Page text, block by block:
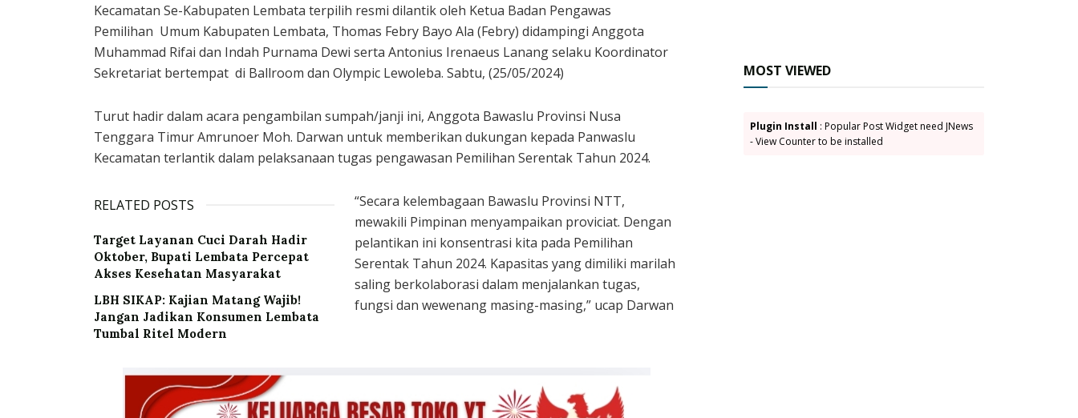
Kecamatan Se-Kabupaten Lembata terpilih resmi dilantik oleh Ketua Badan Pengawas
Pemilihan Umum Kabupaten Lembata, Thomas Febry Bayo Ala (Febry) didampingi Anggota
Muhammad Rifai dan Indah Purnama Dewi serta Antonius Irenaeus Lanang selaku Koordinator
Sekretariat bertempat di Ballroom dan Olympic Lewoleba. Sabtu, (25/05/2024)
Turut hadir dalam acara pengambilan sumpah/janji ini, Anggota Bawaslu Provinsi Nusa
Tenggara Timur Amrunoer Moh. Darwan untuk memberikan dukungan kepada Panwaslu
Kecamatan terlantik dalam pelaksanaan tugas pengawasan Pemilihan Serentak Tahun 2024.
RELATED POSTS
Target Layanan Cuci Darah Hadir
Oktober, Bupati Lembata Percepat
Akses Kesehatan Masyarakat
LBH SIKAP: Kajian Matang Wajib!
Jangan Jadikan Konsumen Lembata
Tumbal Ritel Modern
“Secara kelembagaan Bawaslu Provinsi NTT,
mewakili Pimpinan menyampaikan proviciat. Dengan
pelantikan ini konsentrasi kita pada Pemilihan
Serentak Tahun 2024. Kapasitas yang dimiliki marilah
saling berkolaborasi dalam menjalankan tugas,
fungsi dan wewenang masing-masing,” ucap Darwan
MOST VIEWED
Plugin Install : Popular Post Widget need JNews
- View Counter to be installed